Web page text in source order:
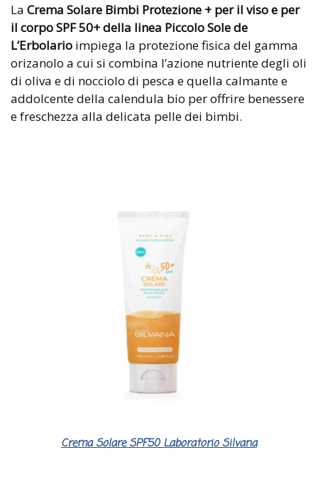
La Crema Solare Bimbi Protezione + per il viso e per
il corpo SPF 50+ della linea Piccolo Sole de
L’Erbolario impiega la protezione fisica del gamma
orizanolo a cui si combina l’azione nutriente degli oli
di oliva e di nocciolo di pesca e quella calmante e
addolcente della calendula bio per offrire benessere
e freschezza alla delicata pelle dei bimbi.
Crema Solare SPF50 Laboratorio Silvana